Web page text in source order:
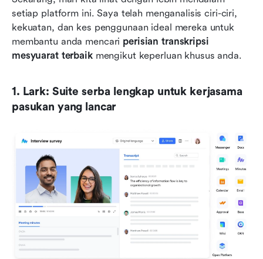
setiap platform ini. Saya telah menganalisis ciri-ciri,
kekuatan, dan kes penggunaan ideal mereka untuk
membantu anda mencari perisian transkripsi
mesyuarat terbaik mengikut keperluan khusus anda.
1. Lark: Suite serba lengkap untuk kerjasama
pasukan yang lancar